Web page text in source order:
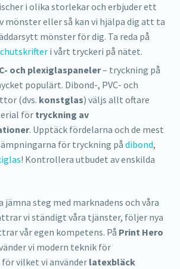
i olika storlekar och erbjuder ett
mönster eller så kan vi hjälpa dig att ta
mönster för dig. Ta reda på
i vårt tryckeri på nätet.
och plexiglaspaneler– tryckning på
populärt. Dibond-, PVC- och
(dvs. konstglas) väljs allt oftare
för tryckning av
. Upptäck fördelarna och de mest
för tryckning på dibond,
! Kontrollera utbudet av enskilda
jämna steg med marknadens och våra
vi ständigt våra tjänster, följer nya
vår egen kompetens. På Print Hero
vi modern teknik för
vilket vi använder latexbläck